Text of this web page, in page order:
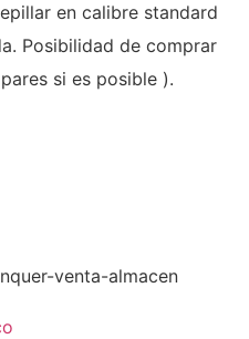
en calibre standard
Posibilidad de comprar
si es posible ).